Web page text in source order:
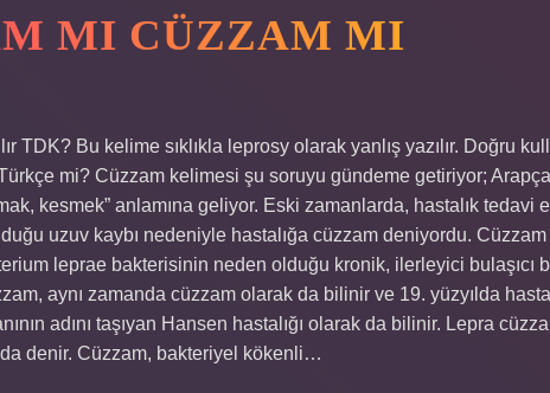
MI CÜZZAM MI
TDK? Bu kelime sıklıkla leprosy olarak yanlış yazılır. Doğru
mi? Cüzzam kelimesi şu soruyu gündeme getiriyor;
kesmek” anlamına geliyor. Eski zamanlarda, hastalık tedavi
uzuv kaybı nedeniyle hastalığa cüzzam deniyordu.
leprae bakterisinin neden olduğu kronik, ilerleyici bulaşıcı
aynı zamanda cüzzam olarak da bilinir ve 19. yüzyılda
adını taşıyan Hansen hastalığı olarak da bilinir. Lepra
da denir. Cüzzam, bakteriyel kökenli…